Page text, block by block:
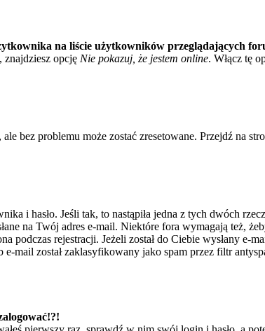
na liście użytkowników przeglądających
opcję Nie pokazuj, że jestem online. Włącz tę
bez problemu może zostać zresetowane. Przejdź na
i hasło. Jeśli tak, to nastąpiła jedna z tych dwóch
na Twój adres e-mail. Niektóre fora wymagają też,
podczas rejestracji. Jeżeli został do Ciebie wysłany
mail został zaklasyfikowany jako spam przez filtr